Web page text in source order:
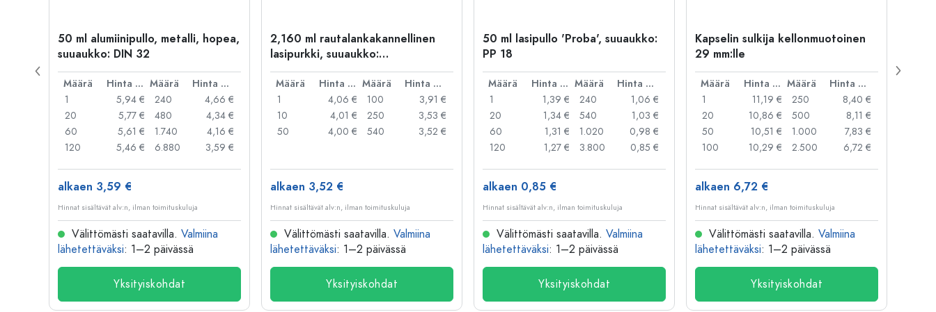
50 ml alumiinipullo, metalli, hopea,
suuaukko: DIN 32
Määrä Hinta per kpl Määrä
Hinta per kpl
1
5,94 €
20
5,77 €
60
5,61 €
120
5,46 €
240
4,66 €
480
4,34 €
1.740
4,16 €
6.880
3,59 €
alkaen 3,59 €
Hinnat sisältävät alv:n, ilman toimituskuluja
Välittömästi saatavilla. Valmiina
lähetettäväksi: 1–2 päivässä
Yksityiskohdat
2,160 ml rautalankakannellinen
lasipurkki, suuaukko:
rautalankakannellinen suljin
Määrä Hinta per kpl Määrä
Hinta per kpl
1
4,06 €
10
4,01 €
50
4,00 €
100
3,91 €
250
3,53 €
540
3,52 €
alkaen 3,52 €
Hinnat sisältävät alv:n, ilman toimituskuluja
Välittömästi saatavilla. Valmiina
lähetettäväksi: 1–2 päivässä
Yksityiskohdat
50 ml lasipullo 'Proba', suuaukko:
PP 18
Määrä Hinta per kpl Määrä
Hinta per kpl
1
1,39 €
20
1,34 €
60
1,31 €
120
1,27 €
240
1,06 €
540
1,03 €
1.020
0,98 €
3.800
0,85 €
alkaen 0,85 €
Hinnat sisältävät alv:n, ilman toimituskuluja
Välittömästi saatavilla. Valmiina
lähetettäväksi: 1–2 päivässä
Yksityiskohdat
Kapselin sulkija kellonmuotoinen
29 mm:lle
Määrä Hinta per kpl Määrä
Hinta per kpl
1
11,19 €
20
10,86 €
50
10,51 €
100
10,29 €
250
8,40 €
500
8,11 €
1.000
7,83 €
2.500
6,72 €
alkaen 6,72 €
Hinnat sisältävät alv:n, ilman toimituskuluja
Välittömästi saatavilla. Valmiina
lähetettäväksi: 1–2 päivässä
Yksityiskohdat